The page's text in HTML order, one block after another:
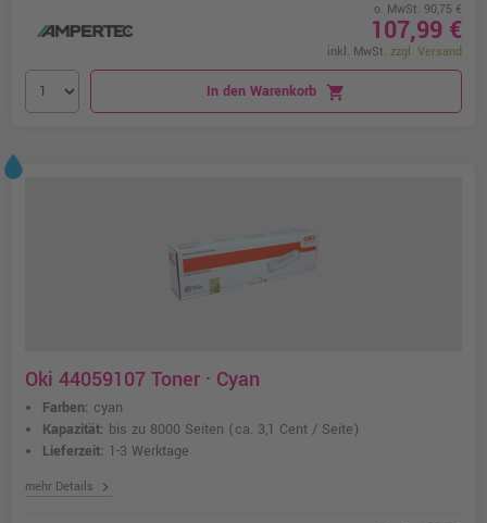
o. MwSt. 90,75 €
107,99 €
inkl. MwSt. zzgl. Versand
In den Warenkorb shopping_cart
Oki 44059107 Toner · Cyan
Farben: cyan
Kapazität: bis zu 8000 Seiten (ca. 3,1 Cent / Seite)
Lieferzeit: 1-3 Werktage
mehr Details chevron_right